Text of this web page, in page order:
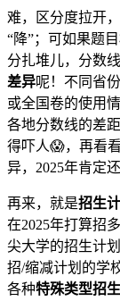
难，区分度拉开
“降”；可如果题
分扎堆儿，分数
差异呢！不同省
或全国卷的使用
各地分数线的差
得吓人😱，再看
异，2025年肯定
再来，就是招生
在2025年打算招
尖大学的招生计
招/缩减计划的学
各种特殊类型招生